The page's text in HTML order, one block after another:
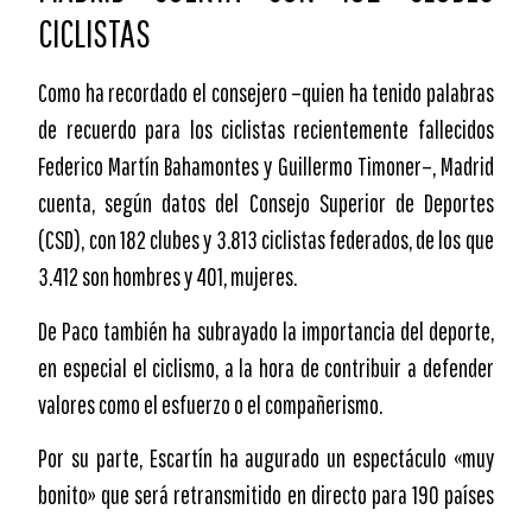
CICLISTAS
Como ha recordado el consejero –quien ha tenido palabras
de recuerdo para los ciclistas recientemente fallecidos
Federico Martín Bahamontes y Guillermo Timoner–, Madrid
cuenta, según datos del Consejo Superior de Deportes
(CSD), con 182 clubes y 3.813 ciclistas federados, de los que
3.412 son hombres y 401, mujeres.
De Paco también ha subrayado la importancia del deporte,
en especial el ciclismo, a la hora de contribuir a defender
valores como el esfuerzo o el compañerismo.
Por su parte, Escartín ha augurado un espectáculo «muy
bonito» que será retransmitido en directo para 190 países